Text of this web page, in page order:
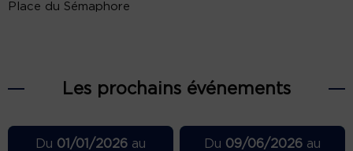
Place du Sémaphore
Les prochains événements
Du 01/01/2026au
Du 09/06/2026 au